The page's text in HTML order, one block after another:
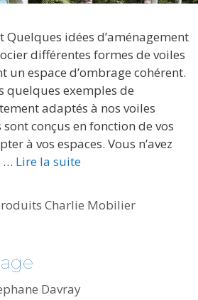
Quelques idées d’aménagement
différentes formes de voiles
un espace d’ombrage cohérent.
quelques exemples de
adaptés à nos voiles
sont conçus en fonction de vos
à vos espaces. Vous n’avez
… Lire la suite
Charlie Mobilier
Davray